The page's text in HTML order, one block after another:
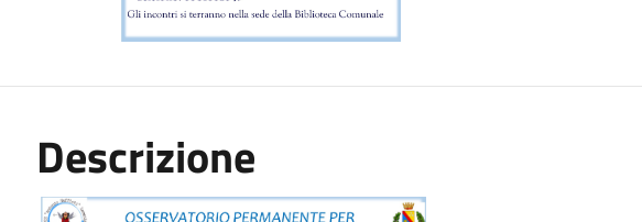
Descrizione